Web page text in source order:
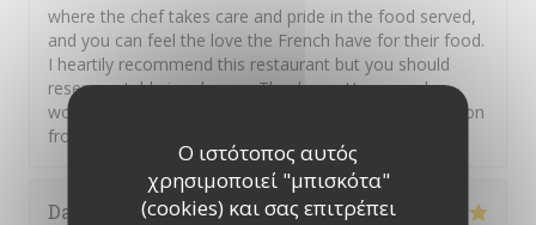
Ο ιστότοπος αυτός
χρησιμοποιεί "μπισκότα"
(cookies) και σας επιτρέπει
where the chef takes care and pride in the food served,
and you can feel the love the French have for their food.
I heartily recommend this restaurant but you should
reserve a table in advance. Thank you Hugue and
wonderful staff. Au revoir Carmel and Shaun on vacation
from New Zealand and Ireland.
David